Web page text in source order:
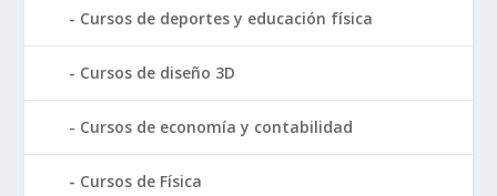
Cursos de deportes y educación física
Cursos de diseño 3D
Cursos de economía y contabilidad
Cursos de Física